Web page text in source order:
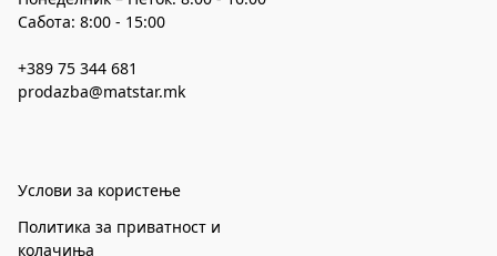
Сабота: 8:00 - 15:00
+389 75 344 681
prodazba@matstar.mk
Услови за користење
Политика за приватност и
колачиња